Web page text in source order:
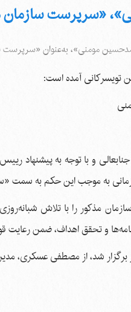
«سرپرست سازمان
مومنی»، به‌عنوان
تویسرکانی آمده است:
به موجب این حکم به سمت
مذکور را با تلاش
و تحقق اهداف، ضمن رعایت
شد، از مصطفی عسکری،